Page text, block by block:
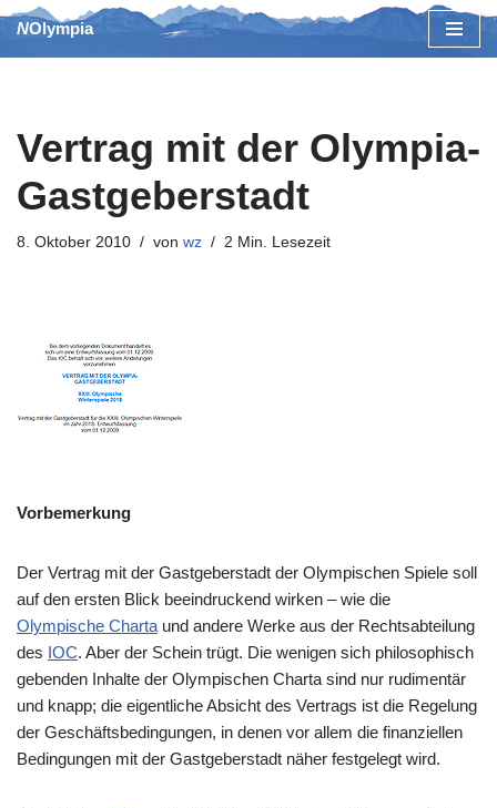
Zum
NOlympia
Vertrag mit der Olympia-
Gastgeberstadt
8. Oktober 2010 von wz 2 Min. Lesezeit
Vorbemerkung
Der Vertrag mit der Gastgeberstadt der Olympischen Spiele soll
auf den ersten Blick beeindruckend wirken – wie die
Olympische Charta und andere Werke aus der Rechtsabteilung
des IOC. Aber der Schein trügt. Die wenigen sich philosophisch
gebenden Inhalte der Olympischen Charta sind nur rudimentär
und knapp; die eigentliche Absicht des Vertrags ist die Regelung
der Geschäftsbedingungen, in denen vor allem die finanziellen
Bedingungen mit der Gastgeberstadt näher festgelegt wird.